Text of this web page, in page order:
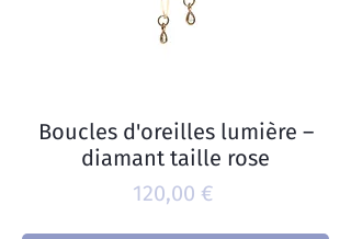
Boucles d'oreilles lumière –
diamant taille rose
120,00 €Prix